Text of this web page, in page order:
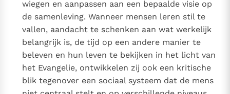
wiegen en aanpassen aan een bepaalde visie op
de samenleving. Wanneer mensen leren stil te
vallen, aandacht te schenken aan wat werkelijk
belangrijk is, de tijd op een andere manier te
beleven en hun leven te bekijken in het licht van
het Evangelie, ontwikkelen zij ook een kritische
blik tegenover een sociaal systeem dat de mens